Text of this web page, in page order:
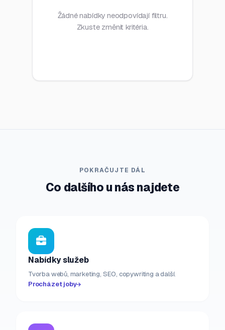
Žádné nabídky neodpovídají filtru.
Zkuste změnit kritéria.
POKRAČUJTE DÁL
Co dalšího u nás najdete
Nabídky služeb
Tvorba webů, marketing, SEO, copywriting a další.
Procházet joby